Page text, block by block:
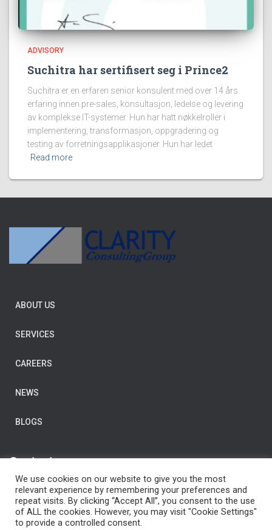
ADVISORY
Suchitra har sertifisert seg i Prince2
Suchitra er en erfaren senior konsulent med over 14 års
erfaring innen pre-sales, konsultasjon, ledelse og levering
av komplekse IT-systemer. Hun har hatt nøkkelroller i
implementering, transformasjon, oppgradering og
testing av forretningsapplikasjoner. Hun har ledet
Read more
ABOUT US
SERVICES
CAREERS
NEWS
BLOGS
Contact us
E-Mail:post@clarityconsulting.com
Dronning Eufemias gate 16,
0191 Oslo,
We use cookies on our website to give you the most
relevant experience by remembering your preferences and
repeat visits. By clicking “Accept All”, you consent to the use
of ALL the cookies. However, you may visit "Cookie Settings"
to provide a controlled consent.